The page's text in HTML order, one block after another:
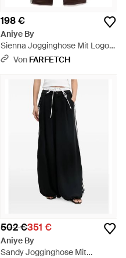
198 €
Aniye By
Sienna Jogginghose Mit Logo-
Stickerei - Braun
Von FARFETCH
502 €351 €
Aniye By
Sandy Jogginghose Mit